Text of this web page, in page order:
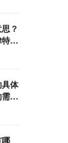
？
体
要